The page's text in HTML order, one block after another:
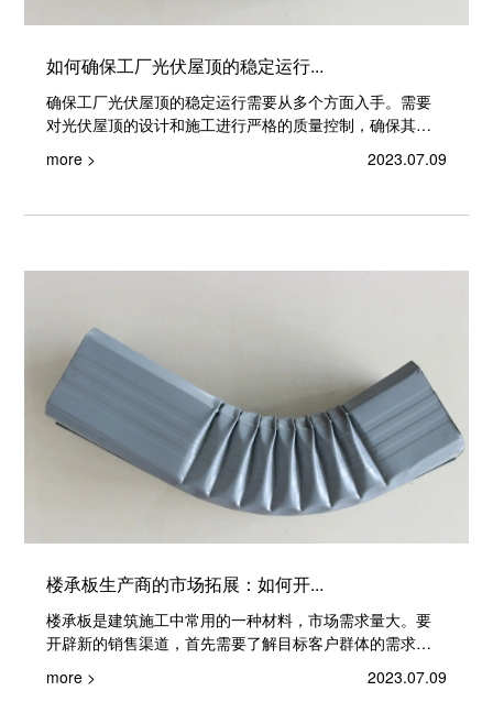
如何确保工厂光伏屋顶的稳定运行...
确保工厂光伏屋顶的稳定运行需要从多个方面入手。需要
对光伏屋顶的设计和施工进行严格的质量控制，确保其符
more > 2023.07.09
楼承板生产商的市场拓展：如何开...
楼承板是建筑施工中常用的一种材料，市场需求量大。要
开辟新的销售渠道，首先需要了解目标客户群体的需求和
more > 2023.07.09